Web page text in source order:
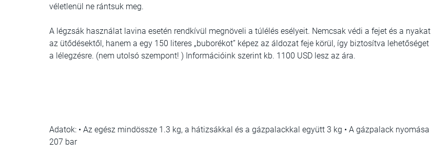
véletlenül ne rántsuk meg.
A légzsák használat lavina esetén rendkívül megnöveli a túlélés esélyeit. Nemcsak védi a fejet és a nyakat
az ütődésektől, hanem a egy 150 literes „buborékot” képez az áldozat feje körül, így biztosítva lehetőséget
a lélegzésre. (nem utolsó szempont! ) Információink szerint kb. 1100 USD lesz az ára.
Adatok: • Az egész mindössze 1.3 kg, a hátizsákkal és a gázpalackkal együtt 3 kg • A gázpalack nyomása
207 bar